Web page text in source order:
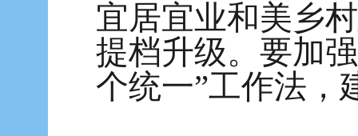
宜居宜业和美乡
提档升级。要加
个统一”工作法，